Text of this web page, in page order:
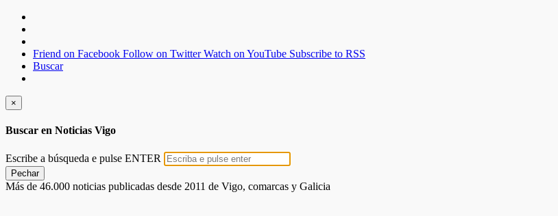
Friend on Facebook Follow on Twitter Watch on YouTube Subscribe to RSS
Buscar
×
Buscar en Noticias Vigo
Escribe a búsqueda e pulse ENTER
Pechar
Más de 46.000 noticias publicadas desde 2011 de Vigo, comarcas y Galicia